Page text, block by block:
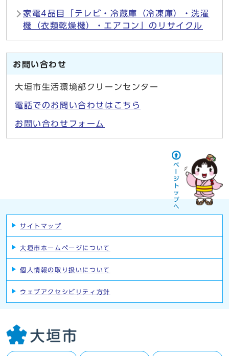
家電4品目「テレビ・冷蔵庫（冷凍庫）・洗濯
機（衣類乾燥機）・エアコン」のリサイクル
お問い合わせ
大垣市生活環境部クリーンセンター
電話でのお問い合わせはこちら
お問い合わせフォーム
サイトマップ
大垣市ホームページについて
個人情報の取り扱いについて
ウェブアクセシビリティ方針